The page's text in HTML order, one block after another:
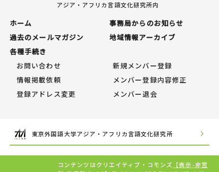
アジア・アフリカ言語文化研究所内
ホーム
事務局からのお知らせ
過去のメールマガジン
地域情報アーカイブ
各種手続き
お問い合わせ
新規メンバー登録
情報掲載依頼
メンバー登録内容修正
登録アドレス変更
メンバー退会
東京外国語大学アジア・アフリカ言語文化研究所
コンテンツはクリエイティブ・コモンズ 【表示-非営